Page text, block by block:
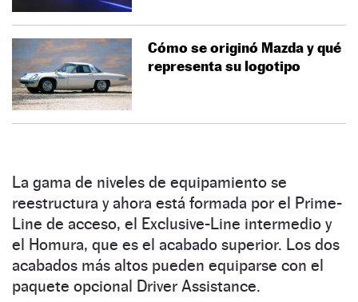
Cómo se originó Mazda y qué
representa su logotipo
La gama de niveles de equipamiento se
reestructura y ahora está formada por el Prime-
Line de acceso, el Exclusive-Line intermedio y
el Homura, que es el acabado superior. Los dos
acabados más altos pueden equiparse con el
paquete opcional Driver Assistance.